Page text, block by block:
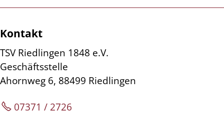
Kontakt
TSV Riedlingen 1848 e.V.
Geschäftsstelle
Ahornweg 6, 88499 Riedlingen
07371 / 2726